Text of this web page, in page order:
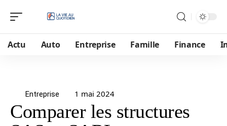
Actu Auto Entreprise Famille Finance
Entreprise 1 mai 2024
Comparer les structures